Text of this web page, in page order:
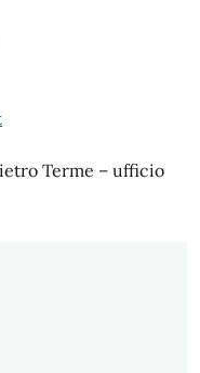
Terme – ufficio